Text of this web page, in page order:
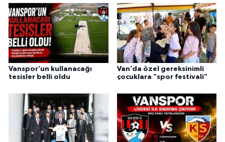
Vanspor’un kullanacağı
tesisler belli oldu
Van’da özel gereksinimli
çocuklara "spor festivali"